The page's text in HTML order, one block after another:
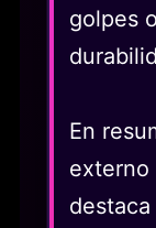
golpes
En
externo